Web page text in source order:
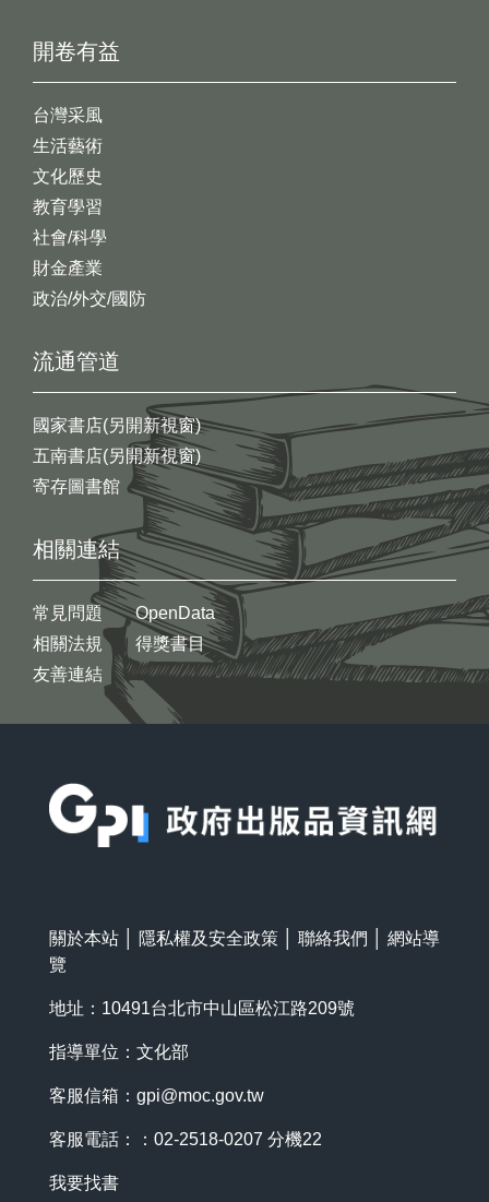
開卷有益
台灣采風
生活藝術
文化歷史
教育學習
社會/科學
財金產業
政治/外交/國防
流通管道
國家書店(另開新視窗)
五南書店(另開新視窗)
寄存圖書館
相關連結
常見問題
相關法規
友善連結
OpenData
得獎書目
關於本站 隱私權及安全政策 聯絡我們
網站導
覽
地址：10491台北市中山區松江路209號
指導單位：文化部
客服信箱： gpi@moc.gov.tw
客服電話：：02-2518-0207 分機22
我要找書